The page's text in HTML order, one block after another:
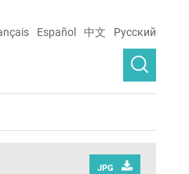
Español 中文 Русский
JPG